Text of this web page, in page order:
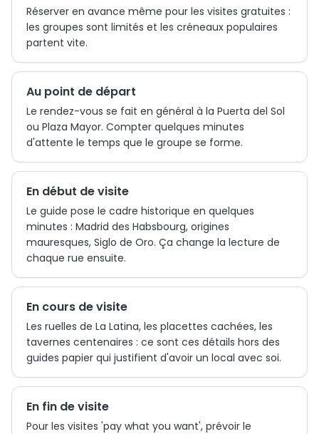
Réserver en avance même pour les visites gratuites :
les groupes sont limités et les créneaux populaires
partent vite.
Au point de départ
Le rendez-vous se fait en général à la Puerta del Sol
ou Plaza Mayor. Compter quelques minutes
d'attente le temps que le groupe se forme.
En début de visite
Le guide pose le cadre historique en quelques
minutes : Madrid des Habsbourg, origines
mauresques, Siglo de Oro. Ça change la lecture de
chaque rue ensuite.
En cours de visite
Les ruelles de La Latina, les placettes cachées, les
tavernes centenaires : ce sont ces détails hors des
guides papier qui justifient d'avoir un local avec soi.
En fin de visite
Pour les visites 'pay what you want', prévoir le